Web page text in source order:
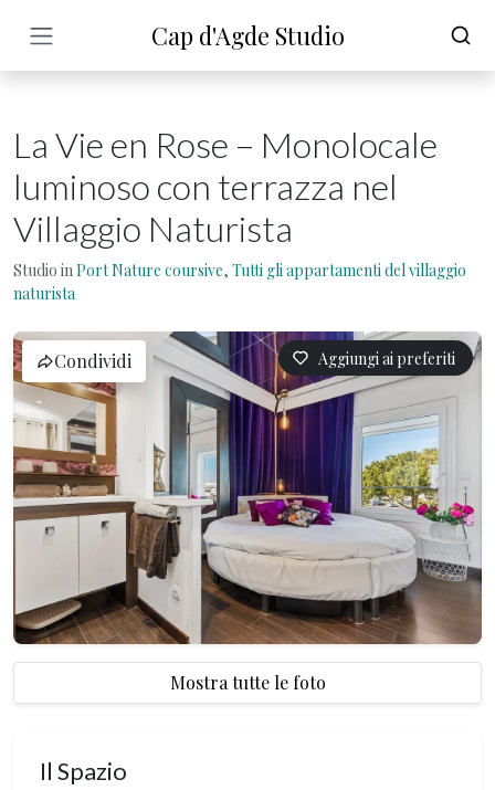
Cap d'Agde Studio
La Vie en Rose – Monolocale
luminoso con terrazza nel
Villaggio Naturista
Studio inPort Nature coursive, Tutti gli appartamenti del villaggio
naturista
Aggiungi ai preferiti
Condividi
Mostra tutte le foto
Il Spazio